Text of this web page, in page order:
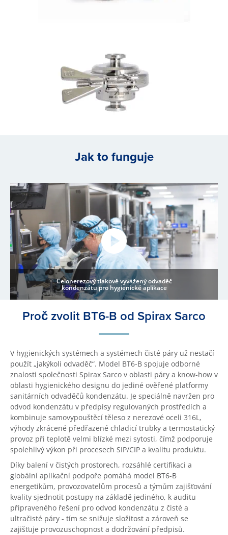
Jak to funguje
Celonerezový tlakově vyvážený odvaděč
kondenzátu pro hygienické aplikace
Proč zvolit BT6-B od Spirax Sarco
V hygienických systémech a systémech čisté páry už nestačí
použít „jakýkoli odvaděč“. Model BT6-B spojuje odborné
znalosti společnosti Spirax Sarco v oblasti páry a know-how v
oblasti hygienického designu do jediné ověřené platformy
sanitárních odvaděčů kondenzátu. Je speciálně navržen pro
odvod kondenzátu v předpisy regulovaných prostředích a
kombinuje samovypouštěcí těleso z nerezové oceli 316L,
výhody zkrácené předřazené chladicí trubky a termostatický
provoz při teplotě velmi blízké mezi sytosti, čímž podporuje
spolehlivý výkon při procesech SIP/CIP a kvalitu produktu.
Díky balení v čistých prostorech, rozsáhlé certifikaci a
globální aplikační podpoře pomáhá model BT6-B
energetikům, provozovatelům procesů a týmům zajišťování
kvality sjednotit postupy na základě jediného, k auditu
připraveného řešení pro odvod kondenzátu z čisté a
ultračisté páry - tím se snižuje složitost a zároveň se
zajišťuje provozuschopnost a dodržování předpisů.